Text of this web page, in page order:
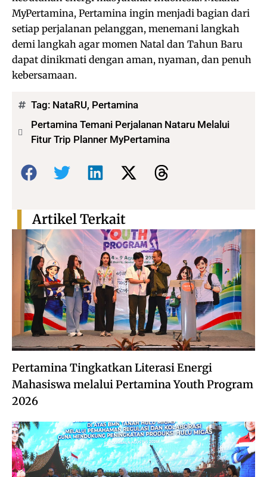
MyPertamina, Pertamina ingin menjadi bagian dari
setiap perjalanan pelanggan, menemani langkah
demi langkah agar momen Natal dan Tahun Baru
dapat dinikmati dengan aman, nyaman, dan penuh
kebersamaan.
Tag: NataRU, Pertamina
Pertamina Temani Perjalanan Nataru Melalui
Fitur Trip Planner MyPertamina
Bagikan:
Pertamina Tingkatkan Literasi Energi
Mahasiswa melalui Pertamina Youth Program
2026
Artikel Terkait